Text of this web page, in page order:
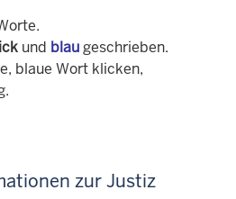
und blaugeschrieben.
blaue Wort klicken,
zur Justiz